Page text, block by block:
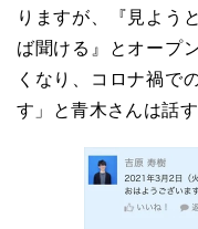
りますが、『見よう
ば聞ける』とオープ
くなり、コロナ禍で
す」と青木さんは話す